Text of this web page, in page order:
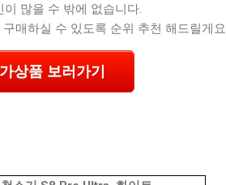
많을 수 밖에 없습니다.
매하실 수 있도록 순위 추천 해드릴게
상품 보러가기